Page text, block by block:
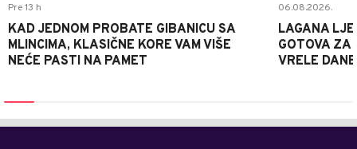
Pre 13 h
KAD JEDNOM PROBATE GIBANICU SA
MLINCIMA, KLASIČNE KORE VAM VIŠE
NEĆE PASTI NA PAMET
06.08.2026.
LAGANA
GOTOVA ZA
VRELE DANE